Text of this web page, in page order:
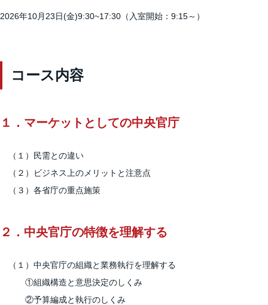
2026年10月23日(金)9:30~17:30（入室開始：9:15～）
コース内容
１．マーケットとしての中央官庁
（１）民需との違い
（２）ビジネス上のメリットと注意点
（３）各省庁の重点施策
２．中央官庁の特徴を理解する
（１）中央官庁の組織と業務執行を理解する
①組織構造と意思決定のしくみ
②予算編成と執行のしくみ